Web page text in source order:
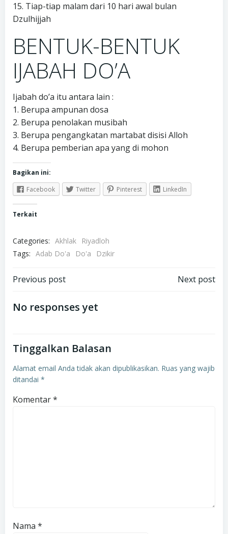
15. Tiap-tiap malam dari 10 hari awal bulan
Dzulhijjah
BENTUK-BENTUK
IJABAH DO’A
Ijabah do’a itu antara lain :
1. Berupa ampunan dosa
2. Berupa penolakan musibah
3. Berupa pengangkatan martabat disisi Alloh
4. Berupa pemberian apa yang di mohon
Bagikan ini:
Facebook
Twitter Pinterest LinkedIn
Terkait
Categories: Akhlak
Riyadloh
Tags: Adab Do'a Do'a Dzikir
Navigasi
pos
Previous post
NavigasiNext post
No responses yet
Tinggalkan Balasan
Alamat email Anda tidak akan dipublikasikan. Ruas yang wajib
ditandai *
Komentar*
Nama *